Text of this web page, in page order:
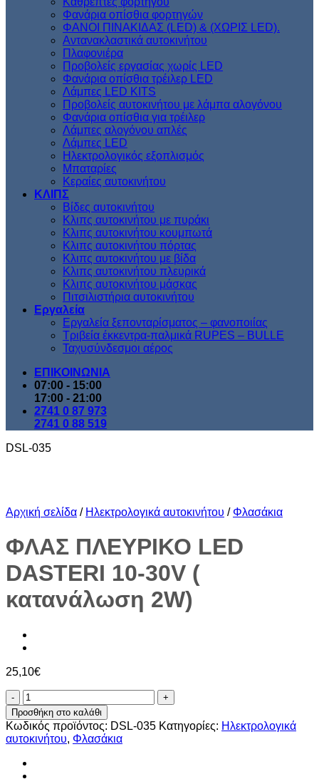
Φανάρια οπίσθια φορτηγών
ΦΑΝΟΙ ΠΙΝΑΚΙΔΑΣ (LED) & (XΩΡΙΣ LED).
Aντανακλαστικά αυτοκινήτου
Πλαφονιέρα
Προβολείς εργασίας χωρίς LED
Φανάρια οπίσθια τρέιλερ LED
Λάμπες LED KITS
Προβολείς αυτοκινήτου με λάμπα αλογόνου
Φανάρια οπίσθια για τρέιλερ
Λάμπες αλογόνου απλές
Λάμπες LED
Ηλεκτρολογικός εξοπλισμός
Μπαταρίες
Κεραίες αυτοκινήτου
ΚΛΙΠΣ
Βίδες αυτοκινήτου
Kλιπς αυτοκινήτου με πυράκι
Kλιπς αυτοκινήτου κουμπωτά
Κλιπς αυτοκινήτου πόρτας
Κλιπς αυτοκινήτου με βίδα
Kλιπς αυτοκινήτου πλευρικά
Kλιπς αυτοκινήτου μάσκας
Πιτσιλιστήρια αυτοκινήτου
Εργαλεία
Εργαλεία ξεπονταρίσματος – φανοποιίας
Τριβεία έκκεντρα-παλμικά RUPES – BULLE
Ταχυσύνδεσμοι αέρος
ΕΠΙΚΟΙΝΩΝΙΑ
07:00 - 15:00
17:00 - 21:00
2741 0 87 973
2741 0 88 519
DSL-035
Αρχική σελίδα / Ηλεκτρολογικά αυτοκινήτου / Φλασάκια
ΦΛΑΣ ΠΛΕΥΡΙΚΟ LED
DASTERI 10-30V (
κατανάλωση 2W)
25,10€
ΦΛΑΣ
ΠΛΕΥΡΙΚΟ
LED
DASTERI
10-
30V
(
Προσθήκη στο καλάθι
Κωδικός προϊόντος: DSL-035 Κατηγορίες: Ηλεκτρολογικά
αυτοκινήτου, Φλασάκια